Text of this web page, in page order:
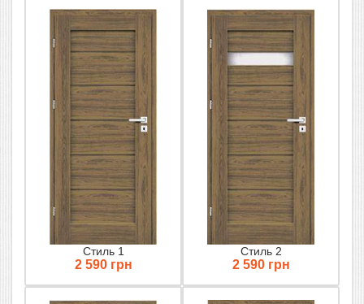
Стиль 1
2 590 грн
Стиль 2
2 590 грн